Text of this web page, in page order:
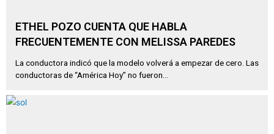
ETHEL POZO CUENTA QUE HABLA
FRECUENTEMENTE CON MELISSA PAREDES
La conductora indicó que la modelo volverá a empezar de cero. Las
conductoras de “América Hoy” no fueron...